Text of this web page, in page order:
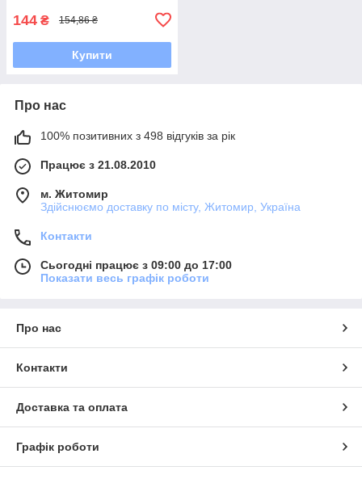
144 ₴ 154,86 ₴
Купити
Про нас
100% позитивних з 498 відгуків за рік
Працює з 21.08.2010
м. Житомир
Здійснюємо доставку по місту, Житомир, Україна
Контакти
Сьогодні працює з 09:00 до 17:00
Показати весь графік роботи
Про нас
Контакти
Доставка та оплата
Графік роботи